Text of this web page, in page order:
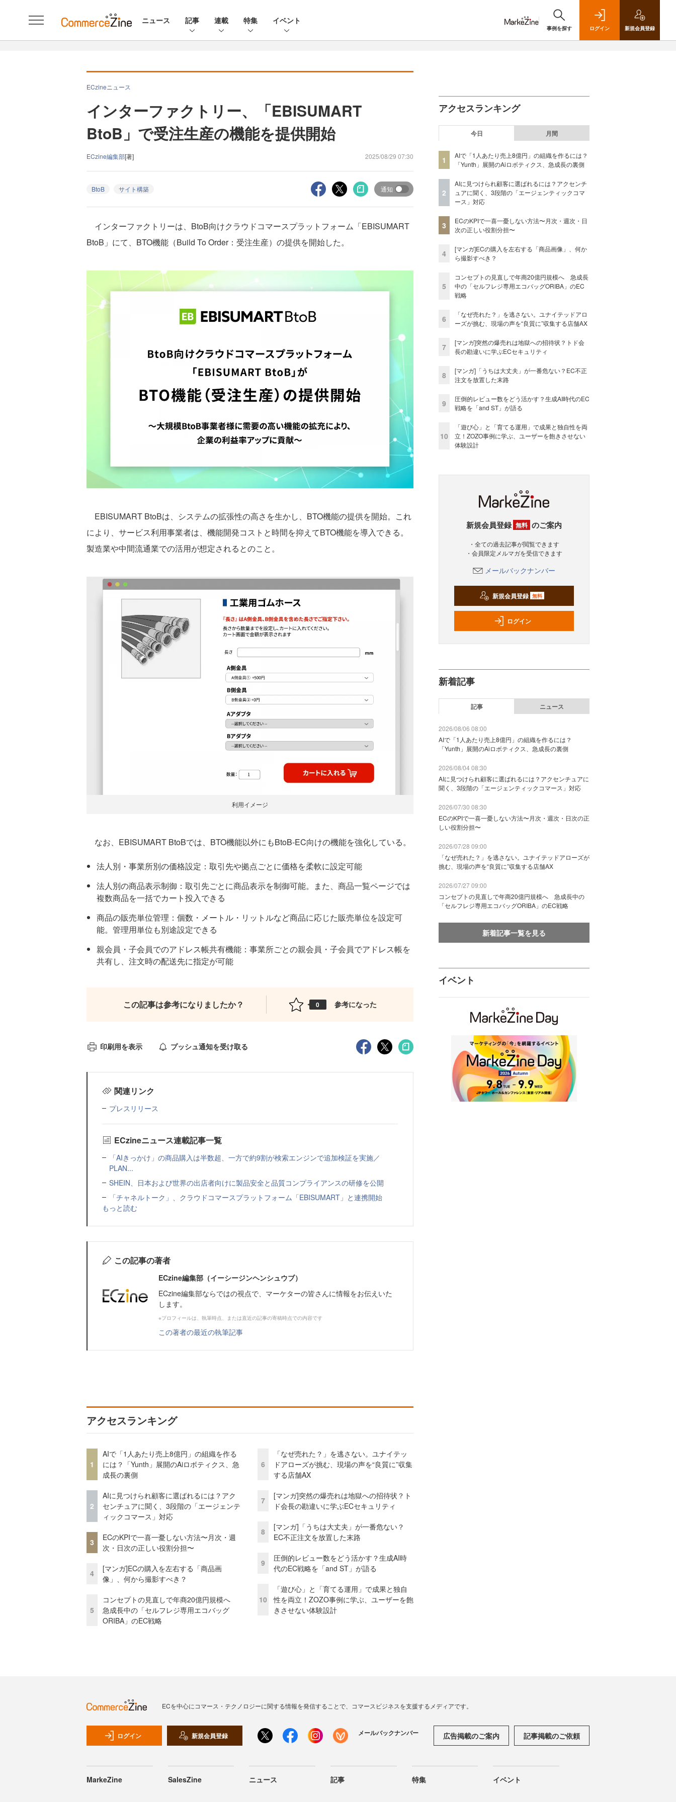
ニュース 記事 連載 特集 イベント
事例を探す ログイン 新規会員登録
ECzineニュース
インターファクトリー、「EBISUMART
BtoB」で受注生産の機能を提供開始
ECzine編集部[著] 2025/08/29 07:30
BtoB サイト構築 通知
インターファクトリーは、BtoB向けクラウドコマースプラットフォーム「EBISUMART
BtoB」にて、BTO機能（Build To Order：受注生産）の提供を開始した。
EBISUMART BtoBは、システムの拡張性の高さを生かし、BTO機能の提供を開始。これ
により、サービス利用事業者は、機能開発コストと時間を抑えてBTO機能を導入できる。
製造業や中間流通業での活用が想定されるとのこと。
利用イメージ
なお、EBISUMART BtoBでは、BTO機能以外にもBtoB-EC向けの機能を強化している。
法人別・事業所別の価格設定：取引先や拠点ごとに価格を柔軟に設定可能
法人別の商品表示制御：取引先ごとに商品表示を制御可能。また、商品一覧ページでは
複数商品を一括でカート投入できる
商品の販売単位管理：個数・メートル・リットルなど商品に応じた販売単位を設定可
能。管理用単位も別途設定できる
親会員・子会員でのアドレス帳共有機能：事業所ごとの親会員・子会員でアドレス帳を
共有し、注文時の配送先に指定が可能
この記事は参考になりましたか？ 0 参考になった
印刷用を表示 プッシュ通知を受け取る
関連リンク
プレスリリース
ECzineニュース連載記事一覧
「AIきっかけ」の商品購入は半数超、一方で約9割が検索エンジンで追加検証を実施／
PLAN...
SHEIN、日本および世界の出店者向けに製品安全と品質コンプライアンスの研修を公開
「チャネルトーク」、クラウドコマースプラットフォーム「EBISUMART」と連携開始
もっと読む
この記事の著者
ECzine編集部（イーシージンヘンシュウブ）
ECzine編集部ならではの視点で、マーケターの皆さんに情報をお伝えいた
します。
※プロフィールは、執筆時点、または直近の記事の寄稿時点での内容です
この著者の最近の執筆記事
アクセスランキング
1
AIで「1人あたり売上8億円」の組織を作る
には？「Yunth」展開のAiロボティクス、急
成長の裏側
2
AIに見つけられ顧客に選ばれるには？アク
センチュアに聞く、3段階の「エージェンテ
ィックコマース」対応
3
ECのKPIで一喜一憂しない方法〜月次・週
次・日次の正しい役割分担〜
4
[マンガ]ECの購入を左右する「商品画
像」、何から撮影すべき？
5
コンセプトの見直しで年商20億円規模へ
急成長中の「セルフレジ専用エコバッグ
ORIBA」のEC戦略
6
「なぜ売れた？」を逃さない。ユナイテッ
ドアローズが挑む、現場の声を“良質に”収集
する店舗AX
7
[マンガ]突然の爆売れは地獄への招待状？ト
ド会長の勘違いに学ぶECセキュリティ
8
[マンガ]「うちは大丈夫」が一番危ない？
EC不正注文を放置した末路
9
圧倒的レビュー数をどう活かす？生成AI時
代のEC戦略を「and ST」が語る
10
「遊び心」と「育てる運用」で成果と独自
性を両立！ZOZO事例に学ぶ、ユーザーを飽
きさせない体験設計
アクセスランキング
今日 月間
1
AIで「1人あたり売上8億円」の組織を作るには？
「Yunth」展開のAiロボティクス、急成長の裏側
2
AIに見つけられ顧客に選ばれるには？アクセンチ
ュアに聞く、3段階の「エージェンティックコマ
ース」対応
3
ECのKPIで一喜一憂しない方法〜月次・週次・日
次の正しい役割分担〜
4
[マンガ]ECの購入を左右する「商品画像」、何か
ら撮影すべき？
5
コンセプトの見直しで年商20億円規模へ 急成長
中の「セルフレジ専用エコバッグORIBA」のEC
戦略
6
「なぜ売れた？」を逃さない。ユナイテッドアロ
ーズが挑む、現場の声を“良質に”収集する店舗AX
7
[マンガ]突然の爆売れは地獄への招待状？トド会
長の勘違いに学ぶECセキュリティ
8
[マンガ]「うちは大丈夫」が一番危ない？EC不正
注文を放置した末路
9
圧倒的レビュー数をどう活かす？生成AI時代のEC
戦略を「and ST」が語る
10
「遊び心」と「育てる運用」で成果と独自性を両
立！ZOZO事例に学ぶ、ユーザーを飽きさせない
体験設計
新規会員登録 無料 のご案内
・全ての過去記事が閲覧できます
・会員限定メルマガを受信できます
メールバックナンバー
新規会員登録 無料
ログイン
新着記事
記事 ニュース
2026/08/06 08:00
AIで「1人あたり売上8億円」の組織を作るには？
「Yunth」展開のAiロボティクス、急成長の裏側
2026/08/04 08:30
AIに見つけられ顧客に選ばれるには？アクセンチュアに
聞く、3段階の「エージェンティックコマース」対応
2026/07/30 08:30
ECのKPIで一喜一憂しない方法〜月次・週次・日次の正
しい役割分担〜
2026/07/28 09:00
「なぜ売れた？」を逃さない。ユナイテッドアローズが
挑む、現場の声を“良質に”収集する店舗AX
2026/07/27 09:00
コンセプトの見直しで年商20億円規模へ 急成長中の
「セルフレジ専用エコバッグORIBA」のEC戦略
新着記事一覧を見る
イベント
ECを中心にコマース・テクノロジーに関する情報を発信することで、コマースビジネスを支援するメディアです。
ログイン 新規会員登録 メールバックナンバー 広告掲載のご案内 記事掲載のご依頼
MarkeZine SalesZine ニュース 記事 特集 イベント